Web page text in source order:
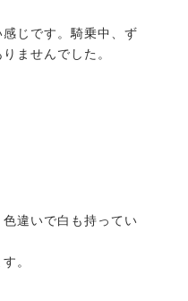
じです。騎乗中、ず
ませんでした。
違いで白も持ってい
。